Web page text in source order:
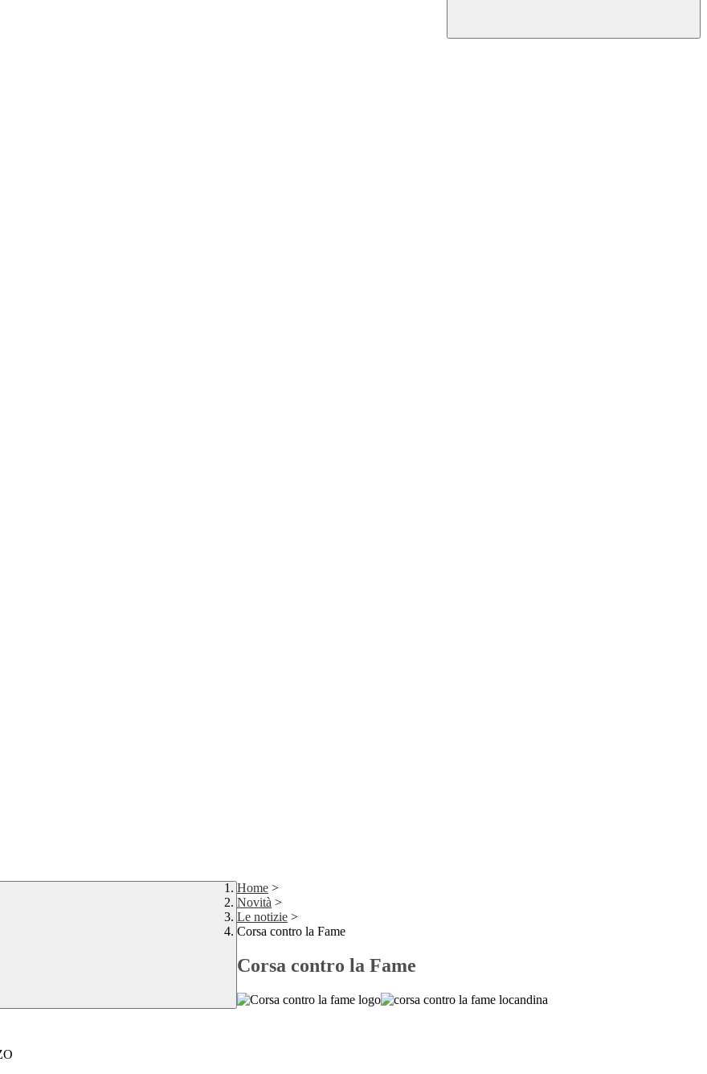
Home >
Novità >
Le notizie >
Corsa contro la Fame
Corsa contro la Fame